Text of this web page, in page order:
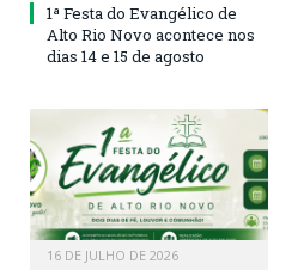
1ª Festa do Evangélico de
Alto Rio Novo acontece nos
dias 14 e 15 de agosto
16 DE JULHO DE 2026